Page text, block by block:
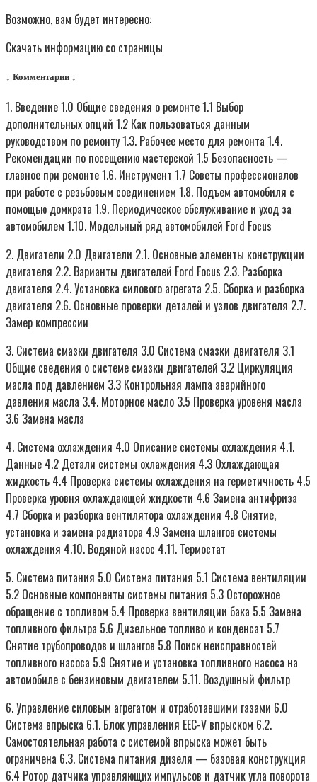
Возможно, вам будет интересно:
Скачать информацию со страницы
↓ Комментарии ↓
1. Введение 1.0 Общие сведения о ремонте 1.1 Выбор
дополнительных опций 1.2 Как пользоваться данным
руководством по ремонту 1.3. Рабочее место для ремонта 1.4.
Рекомендации по посещению мастерской 1.5 Безопасность —
главное при ремонте 1.6. Инструмент 1.7 Советы профессионалов
при работе с резьбовым соединением 1.8. Подъем автомобиля с
помощью домкрата 1.9. Периодическое обслуживание и уход за
автомобилем 1.10. Модельный ряд автомобилей Ford Focus
2. Двигатели 2.0 Двигатели 2.1. Основные элементы конструкции
двигателя 2.2. Варианты двигателей Ford Focus 2.3. Разборка
двигателя 2.4. Установка силового агрегата 2.5. Сборка и разборка
двигателя 2.6. Основные проверки деталей и узлов двигателя 2.7.
Замер компрессии
3. Система смазки двигателя 3.0 Система смазки двигателя 3.1
Общие сведения о системе смазки двигателей 3.2 Циркуляция
масла под давлением 3.3 Контрольная лампа аварийного
давления масла 3.4. Моторное масло 3.5 Проверка уровеня масла
3.6 Замена масла
4. Система охлаждения 4.0 Описание системы охлаждения 4.1.
Данные 4.2 Детали системы охлаждения 4.3 Охлаждающая
жидкость 4.4 Проверка системы охлаждения на герметичность 4.5
Проверка уровня охлаждающей жидкости 4.6 Замена антифриза
4.7 Сборка и разборка вентилятора охлаждения 4.8 Снятие,
установка и замена радиатора 4.9 Замена шлангов системы
охлаждения 4.10. Водяной насос 4.11. Термостат
5. Система питания 5.0 Система питания 5.1 Система вентиляции
5.2 Основные компоненты системы питания 5.3 Осторожное
обращение с топливом 5.4 Проверка вентиляции бака 5.5 Замена
топливного фильтра 5.6 Дизельное топливо и конденсат 5.7
Снятие трубопроводов и шлангов 5.8 Поиск неисправностей
топливного насоса 5.9 Снятие и установка топливного насоса на
автомобиле с бензиновым двигателем 5.11. Воздушный фильтр
6. Управление силовым агрегатом и отработавшими газами 6.0
Система впрыска 6.1. Блок управления EEC-V впрыском 6.2.
Самостоятельная работа с системой впрыска может быть
ограничена 6.3. Система питания дизеля — базовая конструкция
6.4 Ротор датчика управляющих импульсов и датчик угла поворота